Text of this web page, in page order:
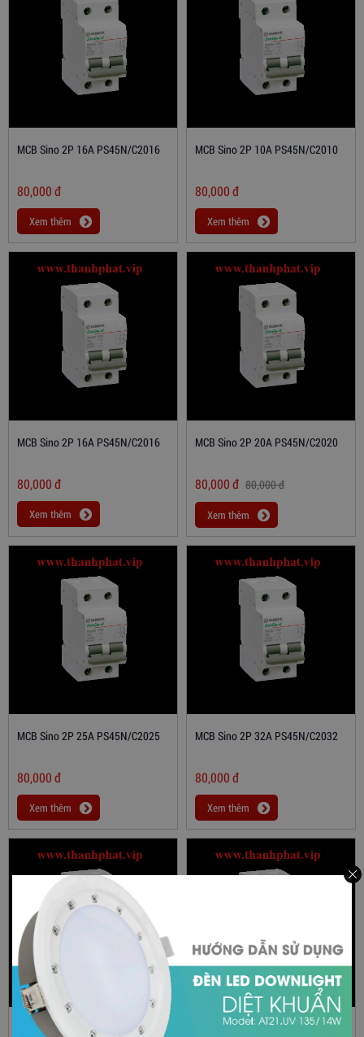
MCB Sino 2P 16A PS45N/C2016
80,000đ
Xem thêm
MCB Sino 2P 10A PS45N/C2010
80,000đ
Xem thêm
MCB Sino 2P 16A PS45N/C2016
80,000đ
Xem thêm
MCB Sino 2P 20A PS45N/C2020
80,000đ 80,000đ
Xem thêm
MCB Sino 2P 25A PS45N/C2025
80,000đ
Xem thêm
MCB Sino 2P 32A PS45N/C2032
80,000đ
Xem thêm
MCB Sino 2P 40A PS45N/C2040 MCB Sino 2P 50A PS45N/C2050